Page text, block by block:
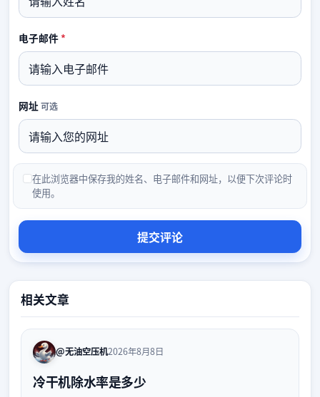
电子邮件*必填
网址 可选
在此浏览器中保存我的姓名、电子邮件和网址，以便下次评论时
使用。
相关文章
@无油空压机2026年8月8日
冷干机除水率是多少